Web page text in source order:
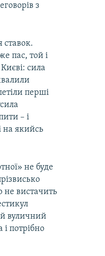
з
ставок.
пас, той і
сила
перші
– і
на якийсь
не буде
вистачить
вуличний
потрібно